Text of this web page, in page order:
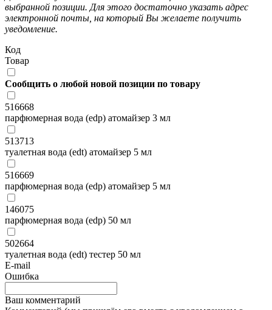
выбранной позиции. Для этого достаточно указать адрес
электронной почты, на который Вы желаете получить
уведомление.
Код
Товар
Сообщить о любой новой позиции по товару
516668
парфюмерная вода (edp) атомайзер 3 мл
513713
туалетная вода (edt) атомайзер 5 мл
516669
парфюмерная вода (edp) атомайзер 5 мл
146075
парфюмерная вода (edp) 50 мл
502664
туалетная вода (edt) тестер 50 мл
E-mail
Ошибка
Ваш комментарий